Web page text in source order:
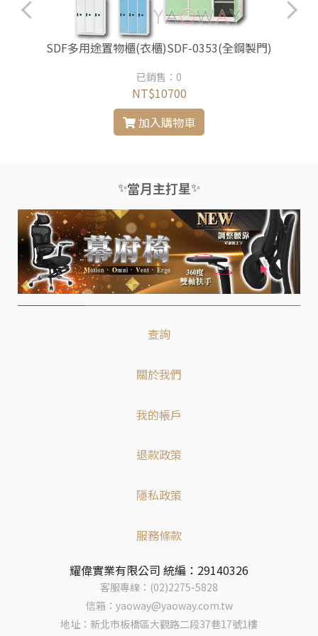
SDF多用途置物櫃(衣櫃)SDF-0353(全鋼製門)
已銷售：0
NT$10700
加入購物車
✨當月主打星✨
查詢
關於我們
我的帳戶
退款政策
隱私政策
服務條款
耀偉實業有限公司 統編：29140326
客服專線：(02)2275-5828
信箱：yaoway@yaoway.com.tw
地址：新北市板橋區大觀路二段37巷17號1樓